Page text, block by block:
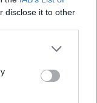
disclose it to other
velryb,
úřady nařídily